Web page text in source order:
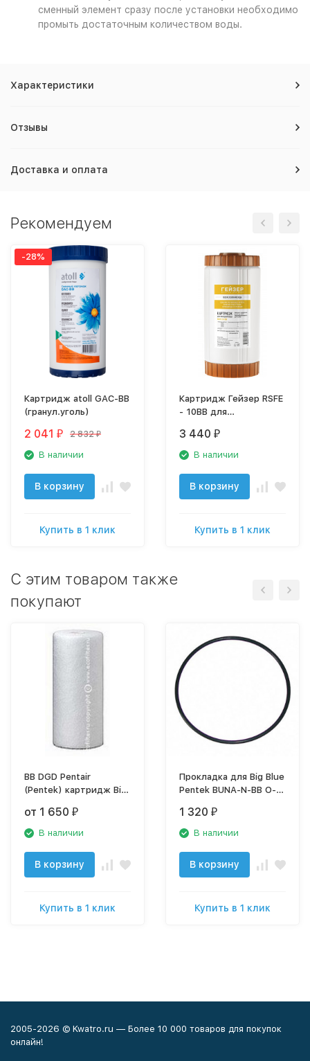
сменный элемент сразу после установки необходимо
промыть достаточным количеством воды.
Характеристики
Отзывы
Доставка и оплата
Рекомендуем
-28%
Картридж atoll GAC-BB
(гранул.уголь)
2 041 ₽ 2 832 ₽
В наличии
В корзину
Купить в 1 клик
Картридж Гейзер RSFE
- 10BB для
28509
3 440 ₽
В наличии
В корзину
Купить в 1 клик
C этим товаром также
покупают
BB DGD Pentair
(Pentek) картридж Big
от 1 650 ₽
В наличии
В корзину
Купить в 1 клик
Прокладка для Big Blue
Pentek BUNA-N-BB O-
1 320 ₽
В наличии
В корзину
Купить в 1 клик
2005-2026 © Kwatro.ru — Более 10 000 товаров для покупок
онлайн!